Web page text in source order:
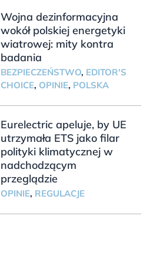
Wojna dezinformacyjna
wokół polskiej energetyki
wiatrowej: mity kontra
badania
BEZPIECZEŃSTWO, EDITOR'S
CHOICE, OPINIE, POLSKA
Eurelectric apeluje, by UE
utrzymała ETS jako filar
polityki klimatycznej w
nadchodzącym
przeglądzie
OPINIE, REGULACJE